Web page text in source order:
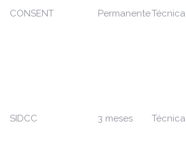
CONSENT PermanenteTécnica
SIDCC 3 meses Técnica